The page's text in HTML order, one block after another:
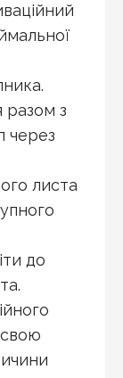
разом з
через
листа
до
свою